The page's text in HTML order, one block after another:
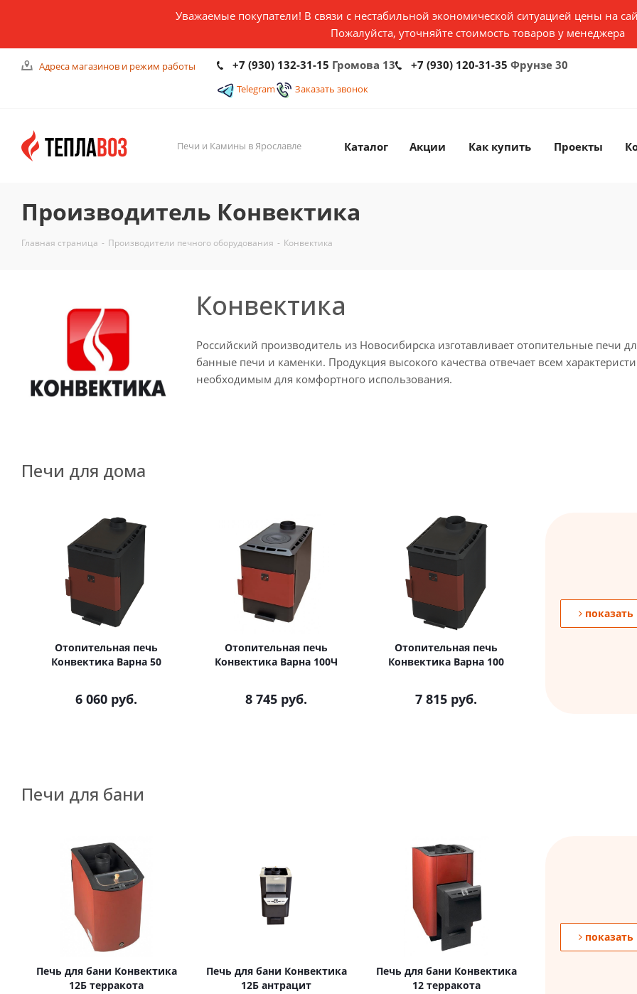
Уважаемые покупатели! В связи с нестабильной экономической ситуацией цены на
Пожалуйста, уточняйте стоимость товаров у менеджера
Адреса магазинов и режим работы +7 (930) 132-31-15 Громова 13 +7 (930) 120-31-35 Фрунзе 30
Telegram Заказать звонок
Печи и Камины в Ярославле Каталог Акции Как купить Проекты
Производитель Конвектика
Главная страница - Производители печного оборудования - Конвектика
Конвектика
Российский производитель из Новосибирска изготавливает отопительные печи
банные печи и каменки. Продукция высокого качества отвечает всем
необходимым для комфортного использования.
Печи для дома
Отопительная печь
Конвектика Варна 50
6 060 руб.
Отопительная печь
Конвектика Варна 100Ч
8 745 руб.
Отопительная печь
Конвектика Варна 100
7 815 руб.
показать
Печи для бани
Печь для бани Конвектика
12Б терракота
Печь для бани Конвектика
12Б антрацит
Печь для бани Конвектика
12 терракота
показать